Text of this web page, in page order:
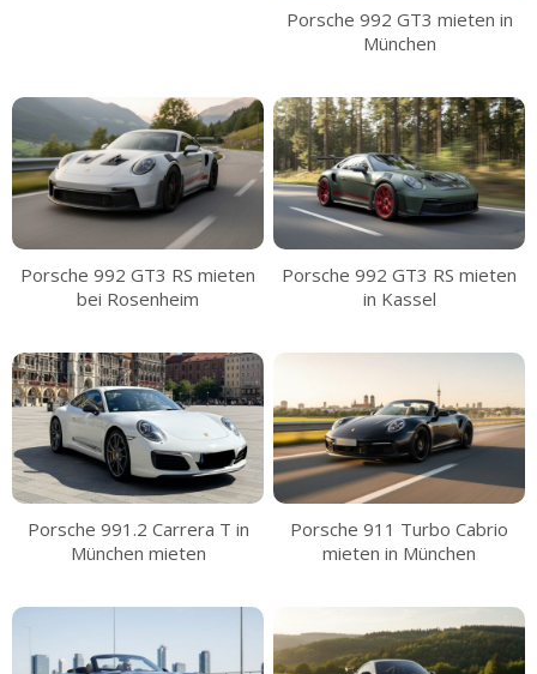
Porsche 992 GT3 mieten in
München
Porsche 992 GT3 RS mieten
bei Rosenheim
Porsche 992 GT3 RS mieten
in Kassel
Porsche 991.2 Carrera T in
München mieten
Porsche 911 Turbo Cabrio
mieten in München